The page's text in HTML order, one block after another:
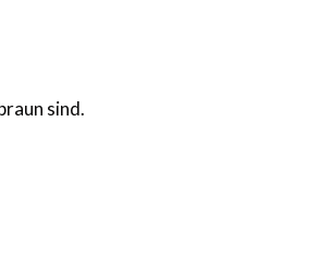
sind.